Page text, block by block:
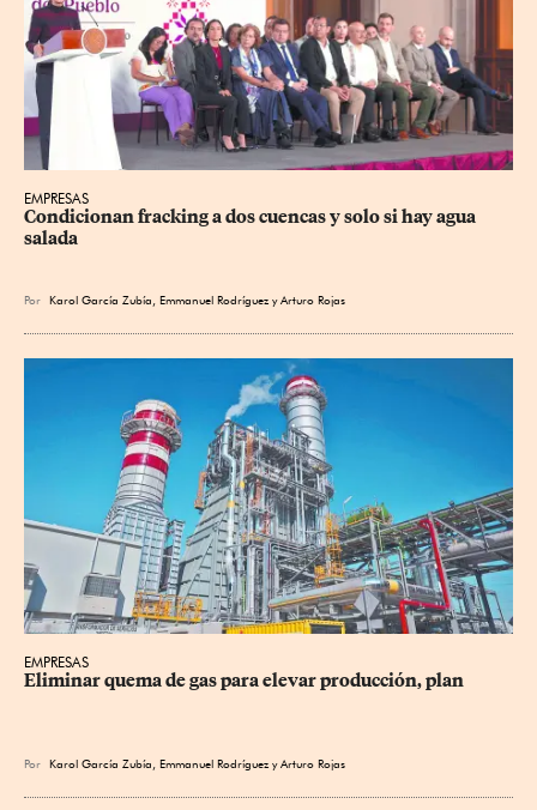
EMPRESAS
Condicionan fracking a dos cuencas y solo si hay agua
salada
Por Karol García Zubía, Emmanuel Rodríguez yArturo Rojas
EMPRESAS
Eliminar quema de gas para elevar producción, plan
Por Karol García Zubía Emmanuel Rodríguez yArturo Rojas